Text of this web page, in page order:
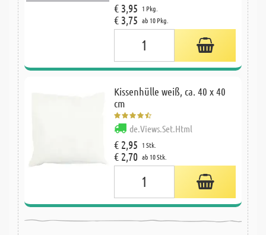
€ 3,95 1 Pkg.
€ 3,75 ab 10 Pkg.
Kissenhülle weiß, ca. 40 x 40
cm
de.Views.Set.Html
€ 2,95 1 Stk.
€ 2,70 ab 10 Stk.